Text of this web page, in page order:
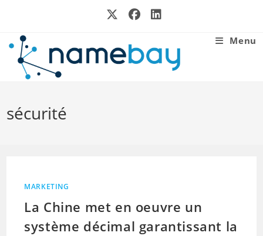
Menu
sécurité
MARKETING
La Chine met en oeuvre un
système décimal garantissant la